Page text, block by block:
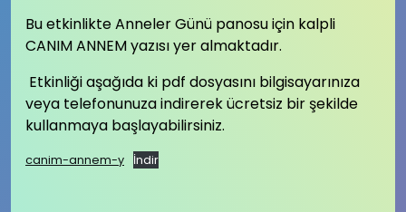
Bu etkinlikte Anneler Günü panosu için kalpli
CANIM ANNEM yazısı yer almaktadır.
Etkinliği aşağıda ki pdf dosyasını bilgisayarınıza
veya telefonunuza indirerek ücretsiz bir şekilde
kullanmaya başlayabilirsiniz.
canim-annem-y İndir